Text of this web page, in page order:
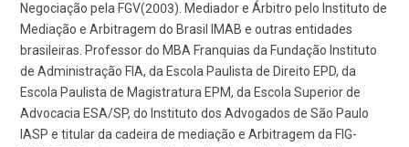
Negociação pela FGV(2003). Mediador e Árbitro pelo Instituto de
Mediação e Arbitragem do Brasil IMAB e outras entidades
brasileiras. Professor do MBA Franquias da Fundação Instituto
de Administração FIA, da Escola Paulista de Direito EPD, da
Escola Paulista de Magistratura EPM, da Escola Superior de
Advocacia ESA/SP, do Instituto dos Advogados de São Paulo
IASP e titular da cadeira de mediação e Arbitragem da FIG-